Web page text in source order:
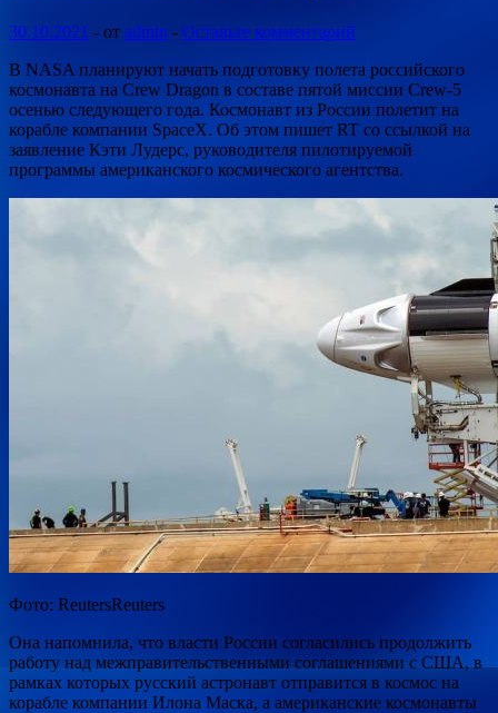
30.10.2021 - от admin - Оставьте комментарий
В NASA планируют начать подготовку полета российского
космонавта на Crew Dragon в составе пятой миссии Crew-5
осенью следующего года. Космонавт из России полетит на
корабле компании SpaceX. Об этом пишет RT со ссылкой на
заявление Кэти Лудерс, руководителя пилотируемой
программы американского космического агентства.
Фото: ReutersReuters
Она напомнила, что власти России согласились продолжить
работу над межправительственными соглашениями с США, в
рамках которых русский астронавт отправится в космос на
корабле компании Илона Маска, а американские космонавты